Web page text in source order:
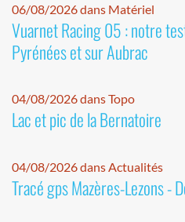
06/08/2026 dans Matériel
Vuarnet Racing 05 : notre
Pyrénées et sur Aubrac
04/08/2026 dans Topo
Lac et pic de la Bernatoire
04/08/2026 dans Actualités
Tracé gps Mazères-Lezons -